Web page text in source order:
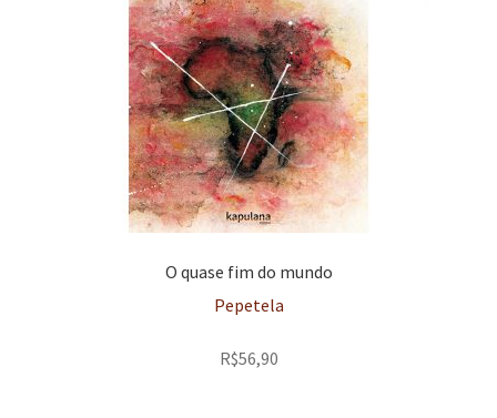
O quase fim do mundo
Pepetela
R$56,90